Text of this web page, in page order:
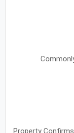
سالسبت
Property